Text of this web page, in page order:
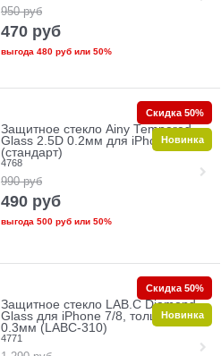
950 руб
470 руб
выгода 480 рубили 50%
Защитное стекло Ainy Tempered
Glass 2.5D 0.2мм для iPhone 7/8
(стандарт)
4768
990 руб
490 руб
выгода 500 рубили 50%
Скидка 50%
Новинка
Защитное стекло LAB.C Diamond
Glass для iPhone 7/8, толщина
0.3мм (LABC-310)
4771
Скидка 50%
Новинка